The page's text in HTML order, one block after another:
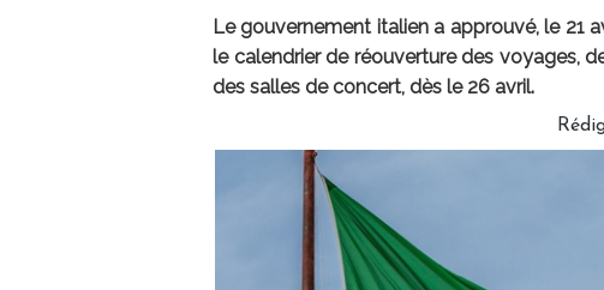
Le gouvernement italien a approuvé, le 21
le calendrier de réouverture des voyages,
des salles de concert, dès le 26 avril.